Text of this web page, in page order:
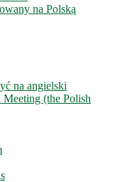
na Polską
na angielski
(the Polish